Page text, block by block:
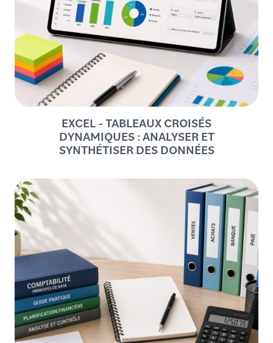
EXCEL - TABLEAUX CROISÉS
DYNAMIQUES : ANALYSER ET
SYNTHÉTISER DES DONNÉES